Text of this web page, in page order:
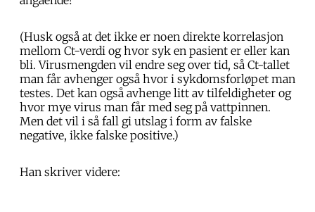
(Husk også at det ikke er noen direkte korrelasjon
mellom Ct-verdi og hvor syk en pasient er eller kan
bli. Virusmengden vil endre seg over tid, så Ct-tallet
man får avhenger også hvor i sykdomsforløpet man
testes. Det kan også avhenge litt av tilfeldigheter og
hvor mye virus man får med seg på vattpinnen.
Men det vil i så fall gi utslag i form av falske
negative, ikke falske positive.)
Han skriver videre: